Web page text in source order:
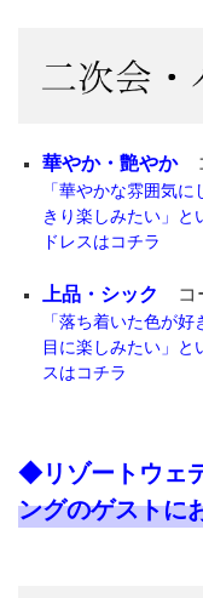
華やか・艶やか
「華やかな雰囲気
きり楽しみたい」と
ドレスはコチラ
上品・シック コ
「落ち着いた色が
目に楽しみたい」と
スはコチラ
◆リゾートウェ
ングのゲストに